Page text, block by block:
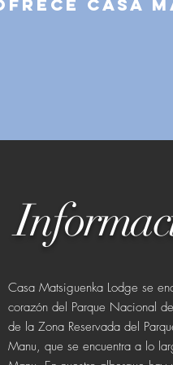
Casa
Casa Matsiguenka Lodge se
corazón del Parque Nacional
de la Zona Reservada del
Manu, que se encuentra a lo